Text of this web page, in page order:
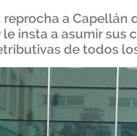
reprocha a
insta a asumir sus
de todos